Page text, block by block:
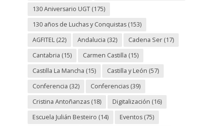
130 Aniversario UGT(175)
130 años de Luchas y Conquistas(153)
AGFITEL(22) Andalucia (32) Cadena Ser(17)
Cantabria (15) Carmen Castilla (15)
Castilla La Mancha (15) Castilla y León (57)
Conferencia (32) Conferencias(39)
Cristina Antoñanzas(18) Digitalización (16)
Escuela Julián Besteiro (14) Eventos(75)